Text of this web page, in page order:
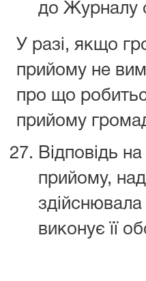
до Журналу
У разі, якщо
прийому не
про що
прийому
Відповідь
прийому,
здійснювала
виконує її